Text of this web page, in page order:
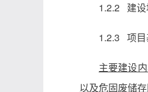
1.2.2 建设
1.2.3 项目
主要建设
以及危固废储